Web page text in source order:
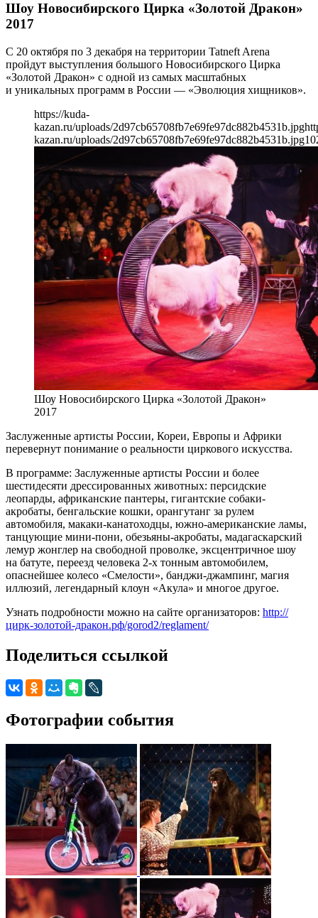
Шоу Новосибирского Цирка «Золотой Дракон»
2017
С 20 октября по 3 декабря на территории Tatneft Arena
пройдут выступления большого Новосибирского Цирка
«Золотой Дракон» с одной из самых масштабных
и уникальных программ в России — «Эволюция хищников».
https://kuda-
kazan.ru/uploads/2d97cb65708fb7e69fe97dc882b4531b.jpg
kazan.ru/uploads/2d97cb65708fb7e69fe97dc882b4531b.jpg
Шоу Новосибирского Цирка «Золотой Дракон»
2017
Заслуженные артисты России, Кореи, Европы и Африки
перевернут понимание о реальности циркового искусства.
В программе: Заслуженные артисты России и более
шестидесяти дрессированных животных: персидские
леопарды, африканские пантеры, гигантские собаки-
акробаты, бенгальские кошки, орангутанг за рулем
автомобиля, макаки-канатоходцы, южно-американские ламы,
танцующие мини-пони, обезьяны-акробаты, мадагаскарский
лемур жонглер на свободной проволке, эксцентричное шоу
на батуте, переезд человека 2-х тонным автомобилем,
опаснейшее колесо «Смелости», банджи-джампинг, магия
иллюзий, легендарный клоун «Акула» и многое другое.
Узнать подробности можно на сайте организаторов: http://
цирк-золотой-дракон.рф/gorod2/reglament/
Поделиться ссылкой
Фотографии события